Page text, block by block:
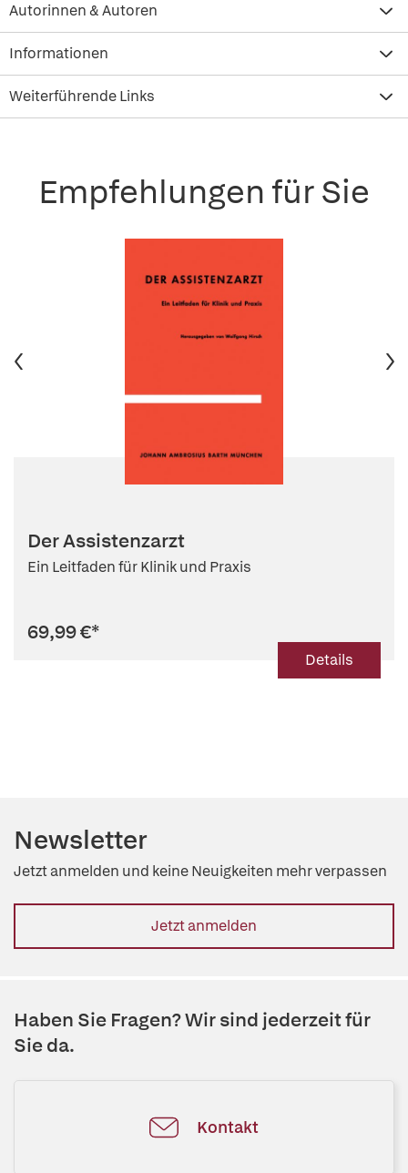
Autorinnen & Autoren
Informationen
Weiterführende Links
Empfehlungen für Sie
Der Assistenzarzt
Ein Leitfaden für Klinik und Praxis
69,99 €*
Details
Newsletter
Jetzt anmelden und keine Neuigkeiten mehr verpassen
Jetzt anmelden
Haben Sie Fragen? Wir sind jederzeit für
Sie da.
Kontakt